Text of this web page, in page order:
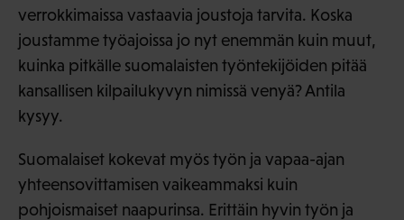
verrokkimaissa vastaavia joustoja tarvita. Koska
joustamme työajoissa jo nyt enemmän kuin muut,
kuinka pitkälle suomalaisten työntekijöiden pitää
kansallisen kilpailukyvyn nimissä venyä? Antila
kysyy.
Suomalaiset kokevat myös työn ja vapaa-ajan
yhteensovittamisen vaikeammaksi kuin
pohjoismaiset naapurinsa. Erittäin hyvin työn ja